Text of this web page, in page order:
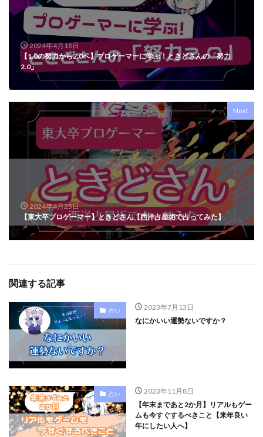
2024年4月18日
【1.0の努力から2.0へ】プロゲーマーに学ぶ！ときどさんの「努力
2.0」
Next
2024年4月25日
【東大卒プロゲーマー】ときどさん【西洋占星術で占ってみた】
関連する記事
占い
2023年7月13日
なにかいい運勢ないですか？
占い
2023年11月8日
【年末まであと2か月】リアルもゲー
ムも今すぐするべきこと【来年良い
年にしたい人へ】